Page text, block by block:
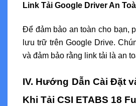
Link Tải Google Driver An
Để đảm bảo an toàn cho bạn,
lưu trữ trên Google Drive.
và đảm bảo rằng link tải là an
IV. Hướng Dẫn Cài Đặt
Khi Tải CSI ETABS 18